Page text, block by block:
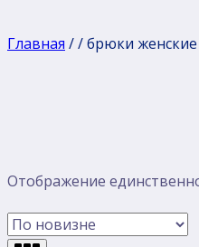
Главная //брюки
Отображение